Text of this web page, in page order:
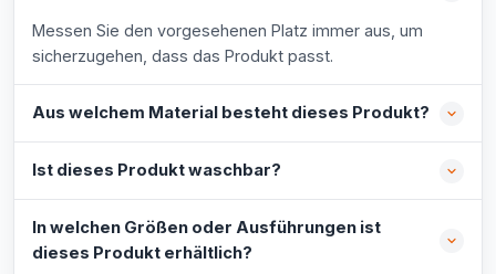
Messen Sie den vorgesehenen Platz immer aus, um
sicherzugehen, dass das Produkt passt.
Aus welchem Material besteht dieses Produkt?
Ist dieses Produkt waschbar?
In welchen Größen oder Ausführungen ist
dieses Produkt erhältlich?